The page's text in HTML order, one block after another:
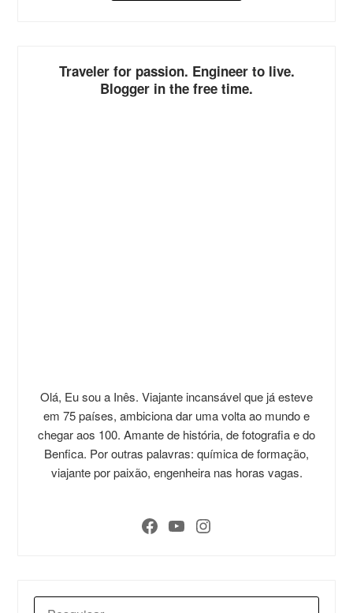
Traveler for passion. Engineer to live.
Blogger in the free time.
Olá, Eu sou a Inês. Viajante incansável que já esteve
em 75 países, ambiciona dar uma volta ao mundo e
chegar aos 100. Amante de história, de fotografia e do
Benfica. Por outras palavras: química de formação,
viajante por paixão, engenheira nas horas vagas.